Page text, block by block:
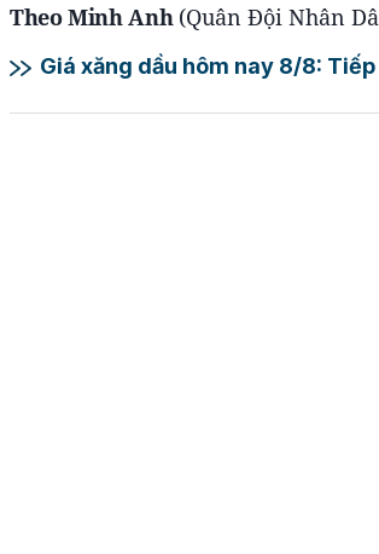
Theo Minh Anh (Quân Đội Nhân
Giá xăng dầu hôm nay 8/8: